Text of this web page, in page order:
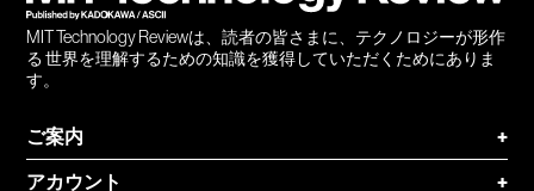
MIT Technology Reviewは、読者の皆さまに、テクノロジーが形作
る 世界を理解するための知識を獲得していただくためにありま
す。
ご案内
+
アカウント
+